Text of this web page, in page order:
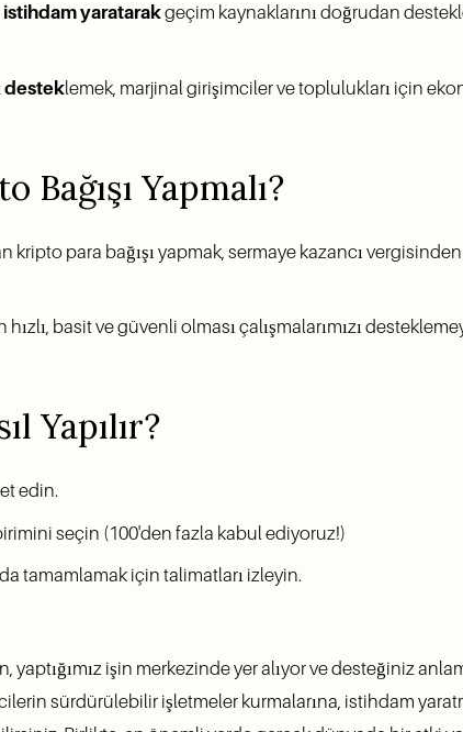
istihdam yaratarak geçim kaynaklarını doğrudan
destek lemek, marjinal girişimciler ve toplulukları için
Bağışı Yapmalı?
kripto para bağışı yapmak, sermaye kazancı
hızlı, basit ve güvenli olması çalışmalarımızı
Yapılır?
edin.
seçin (100'den fazla kabul ediyoruz!)
tamamlamak için talimatları izleyin.
yaptığımız işin merkezinde yer alıyor ve desteğiniz
sürdürülebilir işletmeler kurmalarına, istihdam